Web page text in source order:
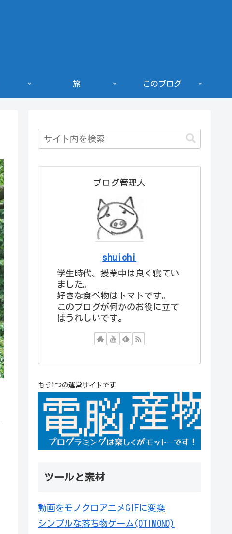
旅 このブログ
ブログ管理人
shuichi
学生時代、授業中は良く寝てい
ました。
好きな食べ物はトマトです。
このブログが何かのお役に立て
ばうれしいです。
もう1つの運営サイトです
ツールと素材
動画をモノクロアニメGIFに変換
シンプルな落ち物ゲーム(OTIMONO)